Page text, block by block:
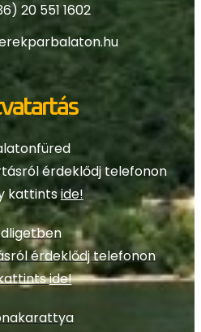
20 551 1602
érdeklődj telefonon
kattintside!
érdeklődj telefonon
ide!